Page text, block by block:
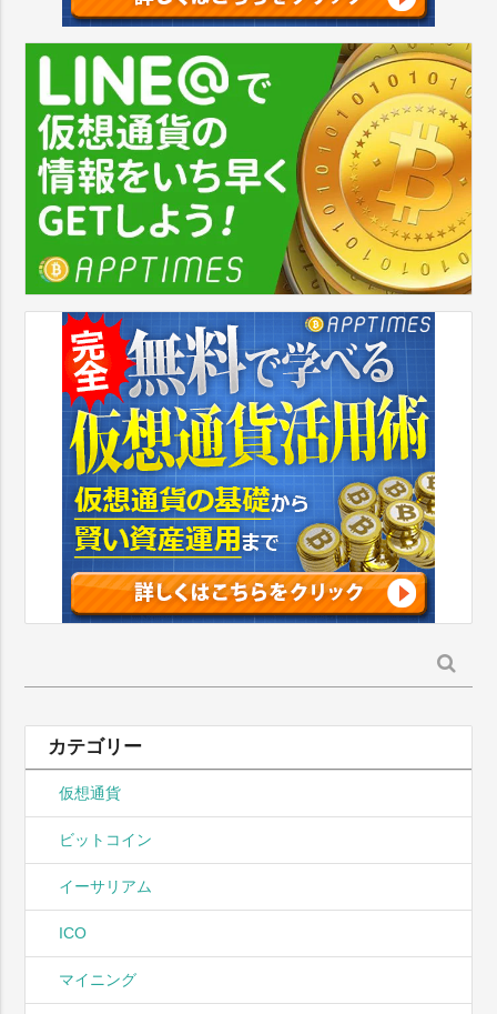
索:
カテゴリー
仮想通貨
ビットコイン
イーサリアム
ICO
マイニング